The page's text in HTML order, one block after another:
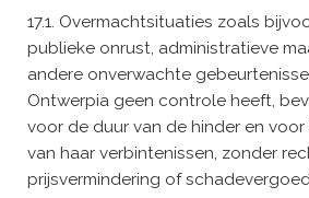
17.1. Overmachtsituaties zoals
publieke onrust, administratieve
andere onverwachte
Ontwerpia geen controle heeft,
voor de duur van de hinder en
van haar verbintenissen, zonder
prijsvermindering of